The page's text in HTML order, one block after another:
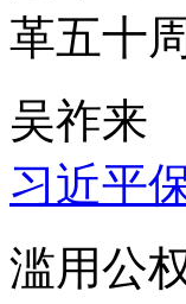
革五十
吴祚来
习近平
滥用公